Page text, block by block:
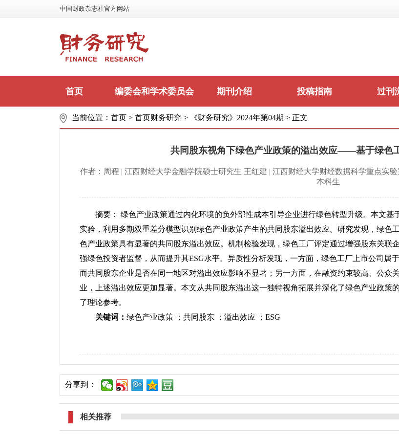
中国财政杂志社官方网站
首页 编委会和学术委员会 期刊介绍 投稿指南 过刊
联系我们
当前位置： 首页 > 首页财务研究 > 《财务研究》2024年第04期 > 正文
共同股东视角下绿色产业政策的溢出效应——基于绿色
作者：周程 | 江西财经大学金融学院硕士研究生 王红建 | 江西财经大学财经数据科学重点实
本科生
摘要： 绿色产业政策通过内化环境的负外部性成本引导企业进行绿色转型升级。本文基
实验，利用多期双重差分模型识别绿色产业政策产生的共同股东溢出效应。研究发现，绿色
色产业政策具有显著的共同股东溢出效应。机制检验发现，绿色工厂评定通过增强股东关联
强绿色投资者监督，从而提升其ESG水平。异质性分析发现，一方面，绿色工厂上市公司属
而共同股东企业是否在同一地区对溢出效应影响不显著；另一方面，在融资约束较高、公众
业，上述溢出效应更加显著。本文从共同股东溢出这一独特视角拓展并深化了绿色产业政策
了理论参考。
关键词： 绿色产业政策 ；共同股东 ；溢出效应 ；ESG
分享到：
相关推荐